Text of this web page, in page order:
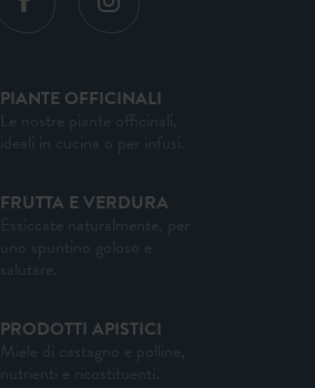
PIANTE OFFICINALI
Le nostre piante officinali,
ideali in cucina o per infusi.
FRUTTA E VERDURA
Essiccate naturalmente, per
uno spuntino goloso e
salutare.
PRODOTTI APISTICI
Miele di castagno e polline,
nutrienti e ricostituenti.